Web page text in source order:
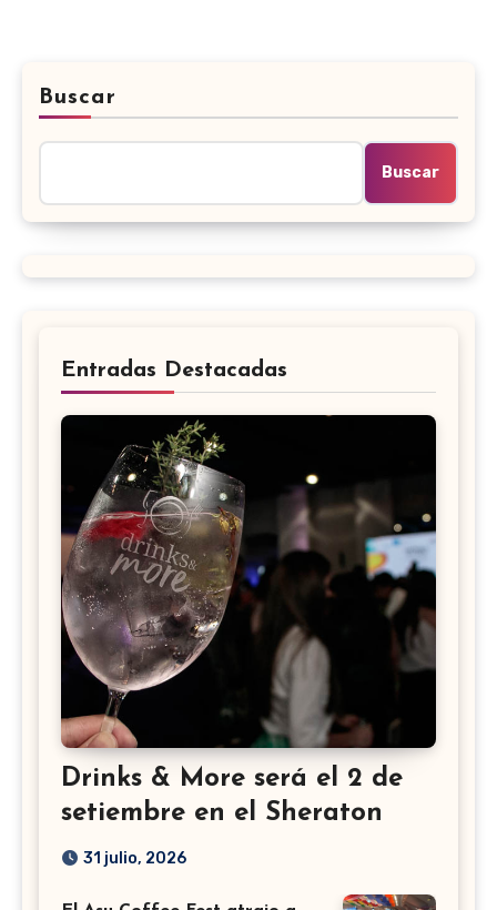
Buscar
Buscar
Entradas Destacadas
Drinks & More será el 2 de
setiembre en el Sheraton
31 julio, 2026